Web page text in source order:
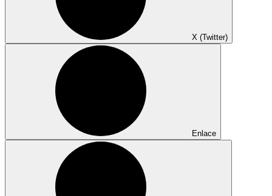
X (Twitter)
Enlace